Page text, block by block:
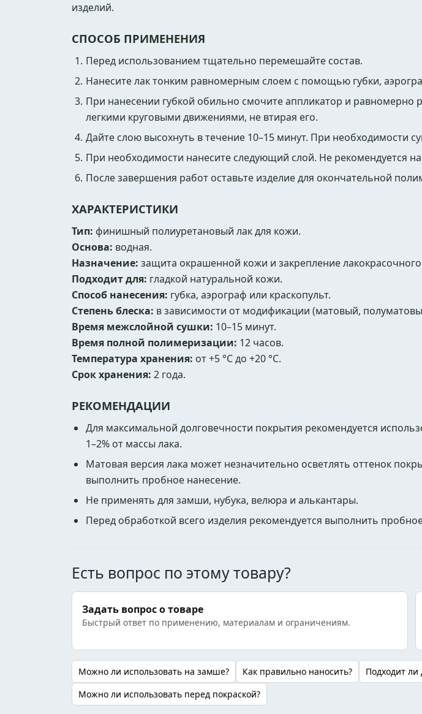
изделий.
СПОСОБ ПРИМЕНЕНИЯ
Перед использованием тщательно перемешайте состав.
Нанесите лак тонким равномерным слоем с помощью губки,
При нанесении губкой обильно смочите аппликатор и равномерно
легкими круговыми движениями, не втирая его.
Дайте слою высохнуть в течение 10–15 минут. При необходимости
При необходимости нанесите следующий слой. Не рекомендуется
После завершения работ оставьте изделие для окончательной
ХАРАКТЕРИСТИКИ
Тип: финишный полиуретановый лак для кожи.
Основа: водная.
Назначение: защита окрашенной кожи и закрепление
Подходит для: гладкой натуральной кожи.
Способ нанесения: губка, аэрограф или краскопульт.
Степень блеска: в зависимости от модификации (матовый,
Время межслойной сушки: 10–15 минут.
Время полной полимеризации: 12 часов.
Температура хранения: от +5 °C до +20 °C.
Срок хранения: 2 года.
РЕКОМЕНДАЦИИ
Для максимальной долговечности покрытия рекомендуется
1–2% от массы лака.
Матовая версия лака может незначительно осветлять оттенок
выполнить пробное нанесение.
Не применять для замши, нубука, велюра и алькантары.
Перед обработкой всего изделия рекомендуется выполнить
Есть вопрос по этому товару?
Задать вопрос о товаре
Быстрый ответ по применению, материалам и ограничениям.
Можно ли использовать на замше? Как правильно наносить? Подходит ли
Можно ли использовать перед покраской?